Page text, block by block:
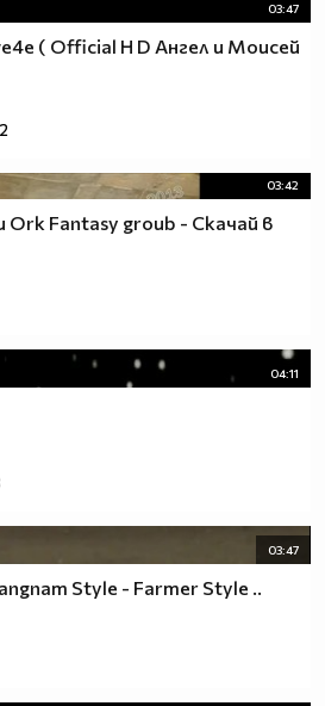
03:47
( Official H D Ангел и Моисей
03:42
Ork Fantasy groub - Скачай в
04:11
03:47
Style - Farmer Style ..